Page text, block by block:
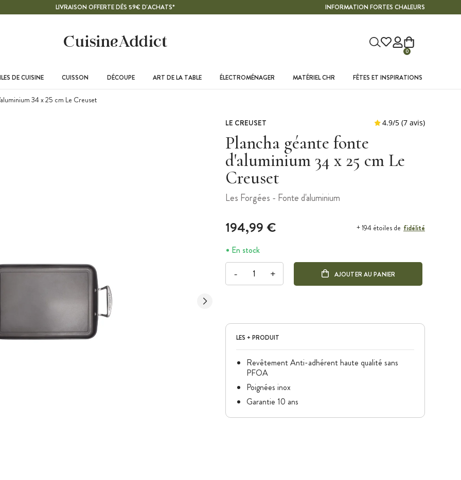
LIVRAISON OFFERTE DÈS 59€ D'ACHATS* INFORMATION FORTES CHALEURS
0
DE CUISINE CUISSON DÉCOUPE ART DE LA TABLE ÉLECTROMÉNAGER MATÉRIEL CHR FÊTES ET INSPIRATIONS
34 x 25 cm Le Creuset
LE CREUSET
Plancha géante fonte
d'aluminium 34 x 25 cm Le
Creuset
Les Forgées - Fonte d'aluminium
194,99 € + 194 étoiles de fidélité
En stock
- + AJOUTER AU PANIER
LES + PRODUIT
Revêtement Anti-adhérent haute qualité sans
PFOA
Poignées inox
Garantie 10 ans